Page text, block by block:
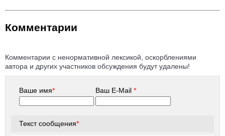
Комментарии
Комментарии с ненормативной лексикой, оскорблениями
автора и других участников обсуждения будут удалены!
Ваше имя* Ваш E-Mail*
Текст сообщения*